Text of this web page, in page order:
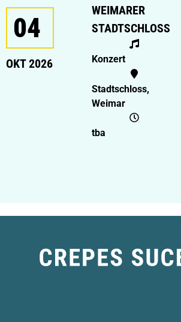
04
OKT 2026
WEIMARER
STADTSCHLOSS
Konzert
Stadtschloss,
Weimar
tba